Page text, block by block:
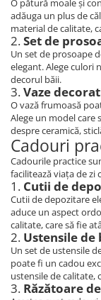
O pătură moale și
adăuga un plus de
material de calitate,
2.Set de
Un set de prosoape
elegant. Alege culori
decorul băii.
3.Vaze
O vază frumoasă
Alege un model care
despre ceramică,
Cadouri
Cadourile practice
facilitează viața de zi
1. Cutii de
Cutii de depozitare
aduce un aspect
calitate, care să fie
2. Ustensile
Un set de ustensile
poate fi un cadou
ustensile de calitate,
3. Răzătoare